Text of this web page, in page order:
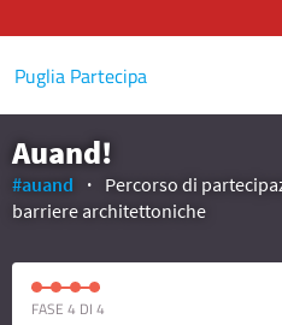
Puglia Partecipa
Auand!
#auand
Percorso di
barriere architettoniche
FASE 4 DI 4